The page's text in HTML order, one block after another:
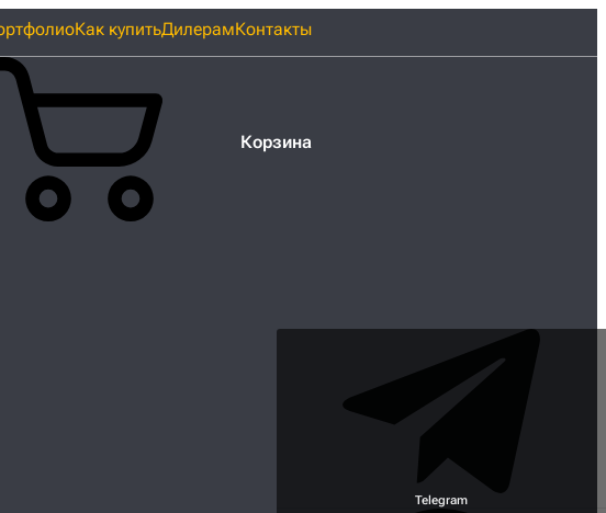
Как купитьДилерамКонтакты
Корзина
Telegram